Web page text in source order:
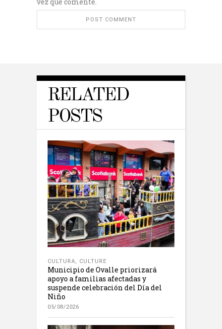
RELATED
POSTS
CULTURA CULTURE
Municipio de Ovalle priorizará
apoyo a familias afectadas y
suspende celebración del Día del
Niño
05/08/2026